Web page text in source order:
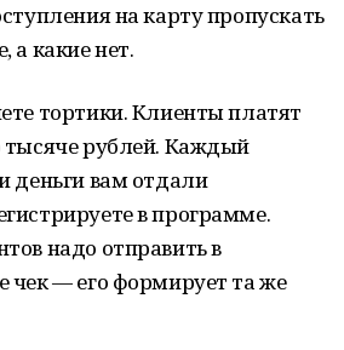
на карту пропускать
а какие нет.
тортики. Клиенты платят
рублей. Каждый
деньги вам отдали
в программе.
надо отправить в
чек — его формирует та же